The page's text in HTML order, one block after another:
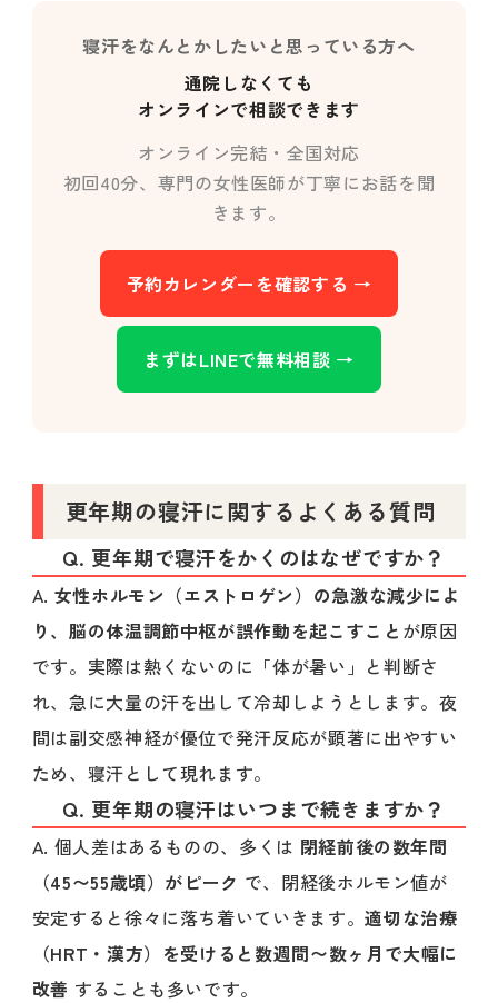
寝汗をなんとかしたいと思っている方へ
通院しなくても
オンラインで相談できます
オンライン完結・全国対応
初回40分、専門の女性医師が丁寧にお話を聞
きます。
予約カレンダーを確認する →
まずはLINEで無料相談 →
更年期の寝汗に関するよくある質問
Q. 更年期で寝汗をかくのはなぜですか？
A. 女性ホルモン（エストロゲン）の急激な減少によ
り、脳の体温調節中枢が誤作動を起こすこと が原因
です。実際は熱くないのに「体が暑い」と判断さ
れ、急に大量の汗を出して冷却しようとします。夜
間は副交感神経が優位で発汗反応が顕著に出やすい
ため、寝汗として現れます。
Q. 更年期の寝汗はいつまで続きますか？
A. 個人差はあるものの、多くは 閉経前後の数年間
（45〜55歳頃）がピーク で、閉経後ホルモン値が
安定すると徐々に落ち着いていきます。適切な治療
（HRT・漢方）を受けると数週間〜数ヶ月で大幅に
改善 することも多いです。